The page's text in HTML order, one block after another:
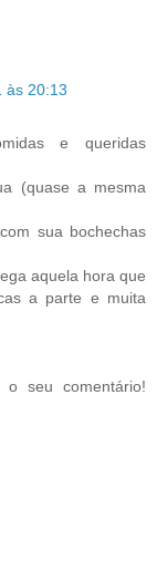
às 20:13
e queridas
(quase a mesma
sua bochechas
aquela hora que
a parte e muita
o seu comentário!